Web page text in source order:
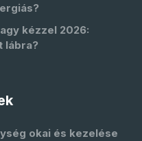
kézzel 2026:
lábra?
okai és kezelése